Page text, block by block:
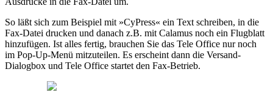
So läßt sich zum Beispiel mit »CyPress« ein Text schreiben, in die
Fax-Datei drucken und danach z.B. mit Calamus noch ein Flugblatt
hinzufügen. Ist alles fertig, brauchen Sie das Tele Office nur noch
im Pop-Up-Menü mitzuteilen. Es erscheint dann die Versand-
Dialogbox und Tele Office startet den Fax-Betrieb.